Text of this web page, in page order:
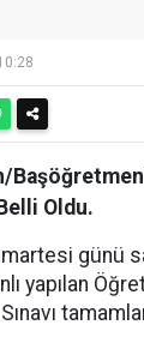
Oldu.
günü
yapılan